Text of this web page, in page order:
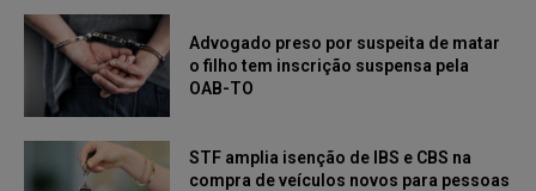
Advogado preso por suspeita de matar
o filho tem inscrição suspensa pela
OAB-TO
STF amplia isenção de IBS e CBS na
compra de veículos novos para pessoas